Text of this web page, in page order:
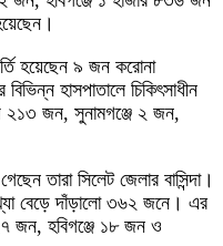
হয়েছেন ৯ জন করোনা
হাসপাতালে চিকিৎসাধীন
২১৩ জন, সুনামগঞ্জে ২ জন,
তারা সিলেট জেলার বাসিন্দা।
বেড়ে দাঁড়ালো ৩৬২ জনে। এর
জন, হবিগঞ্জে ১৮ জন ও